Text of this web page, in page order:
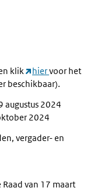
klik hiervoor het
beschikbaar).
2024
2024
vergader- en
van 17 maart